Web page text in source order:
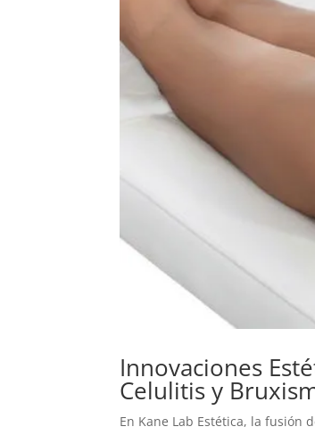
Innovaciones
Celulitis y
En Kane Lab Estética, la fusión